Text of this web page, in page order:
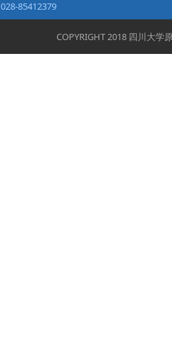
028-85412379
COPYRIGHT 2018 四川大学